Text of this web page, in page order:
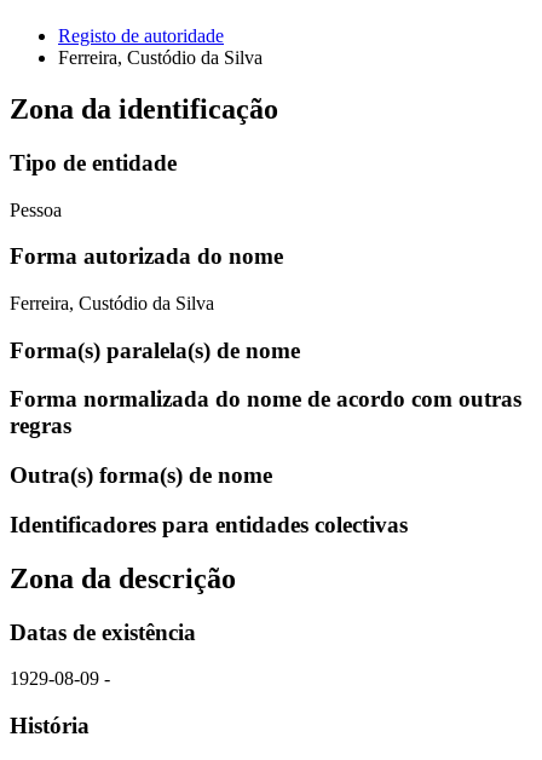
Registo de autoridade
Ferreira, Custódio da Silva
Zona da identificação
Tipo de entidade
Pessoa
Forma autorizada do nome
Ferreira, Custódio da Silva
Forma(s) paralela(s) de nome
Forma normalizada do nome de acordo com outras
regras
Outra(s) forma(s) de nome
Identificadores para entidades colectivas
Zona da descrição
Datas de existência
1929-08-09 -
História